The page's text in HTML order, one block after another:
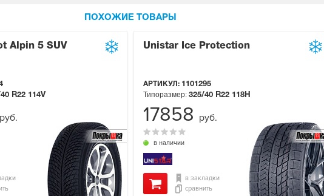
ПОХОЖИЕ ТОВАРЫ
Alpin 5 SUV
R22 114V
руб.
Unistar Ice Protection
АРТИКУЛ: 1101295
в наличии
Типоразмер: 325/40 R22 118H
в закладки
сравнить
17858 руб.